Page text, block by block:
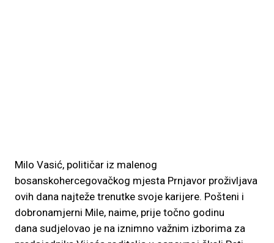
Milo Vasić, političar iz malenog
bosanskohercegovačkog mjesta Prnjavor proživljava
ovih dana najteže trenutke svoje karijere. Pošteni i
dobronamjerni Mile, naime, prije točno godinu
dana sudjelovao je na iznimno važnim izborima za